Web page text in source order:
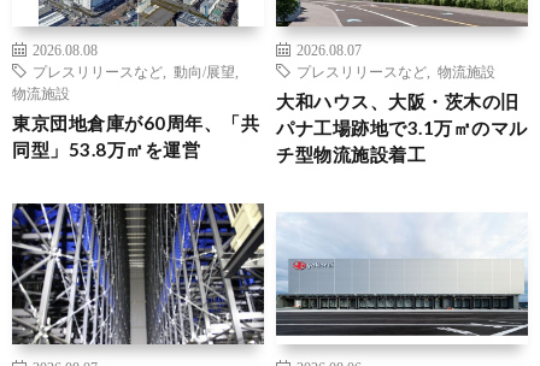
2026.08.08
プレスリリースなど
動向/展望
物流施設
東京団地倉庫が60周年、「共
同型」53.8万㎡を運営
2026.08.07
プレスリリースなど
物流施設
大和ハウス、大阪・茨木の旧
パナ工場跡地で3.1万㎡のマル
チ型物流施設着工